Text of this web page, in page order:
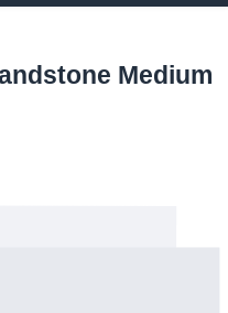
Medium